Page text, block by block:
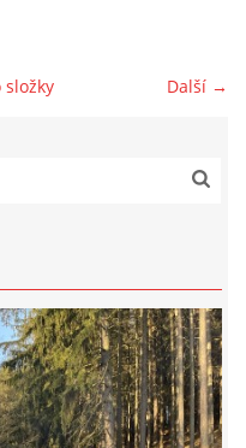
Další →
složky